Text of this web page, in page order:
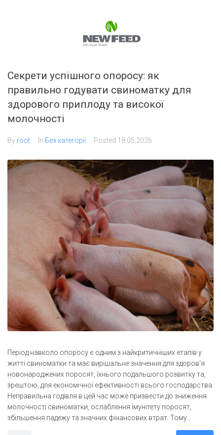
Секрети успішного опоросу: як
правильно годувати свиноматку для
здорового приплоду та високої
молочності
By root In Без категорії Posted 18.05.2026
Період навколо опоросу є одним з найкритичніших етапів у
житті свиноматки та має вирішальне значення для здоров'я
новонароджених поросят, їхнього подальшого розвитку та,
зрештою, для економічної ефективності всього господарства.
Неправильна годівля в цей час може призвести до зниження
молочності свиноматки, ослаблення імунітету поросят,
збільшення падежу та значних фінансових втрат. Тому...